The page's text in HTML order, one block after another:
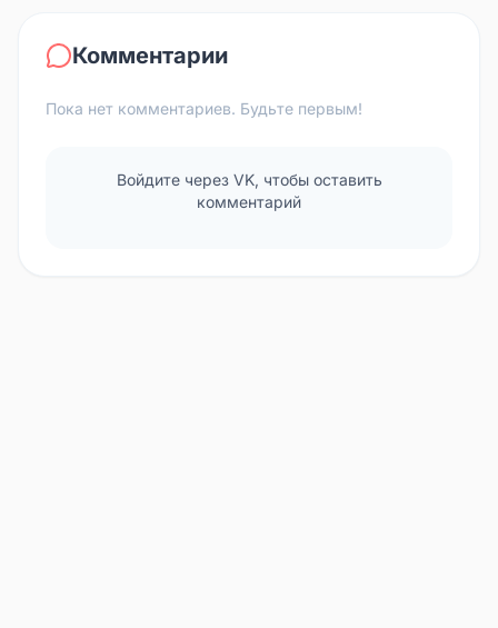
Комментарии
Пока нет комментариев. Будьте первым!
Войдите через VK, чтобы оставить
комментарий